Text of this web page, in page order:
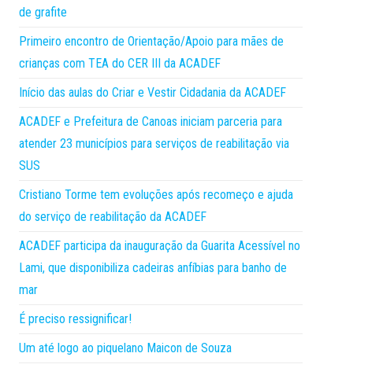
de grafite
Primeiro encontro de Orientação/Apoio para mães de
crianças com TEA do CER III da ACADEF
Início das aulas do Criar e Vestir Cidadania da ACADEF
ACADEF e Prefeitura de Canoas iniciam parceria para
atender 23 municípios para serviços de reabilitação via
SUS
Cristiano Torme tem evoluções após recomeço e ajuda
do serviço de reabilitação da ACADEF
ACADEF participa da inauguração da Guarita Acessível no
Lami, que disponibiliza cadeiras anfíbias para banho de
mar
É preciso ressignificar!
Um até logo ao piquelano Maicon de Souza